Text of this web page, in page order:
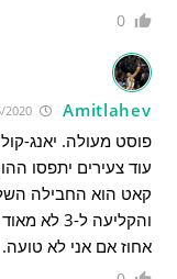
0
Amitlahev
פוסט מעולה. יאנג-
עוד צעירים יתפסו
קאט הוא החבילה
אחוז אם אני לא טועה.